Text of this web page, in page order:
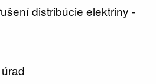
distribúcie elektriny -